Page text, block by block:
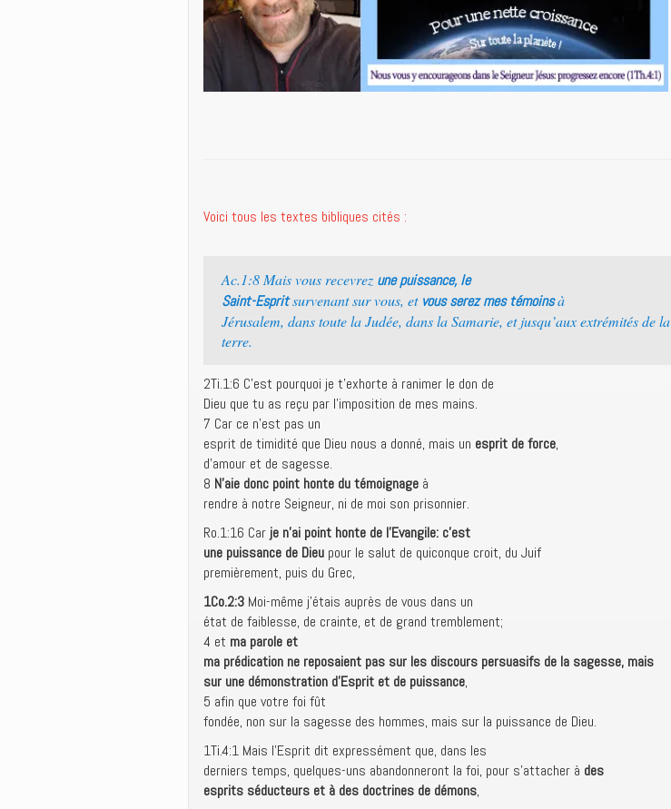
Voici tous les textes bibliques cités :
Ac.1:8 Mais vous recevrez une puissance, le
Saint-Espritsurvenant sur vous, et vous serez mes témoinsà
Jérusalem, dans toute la Judée, dans la Samarie, et jusqu’aux extrémités de la
terre.
2Ti.1:6 C’est pourquoi je t’exhorte à ranimer le don de
Dieu que tu as reçu par l’imposition de mes mains.
7 Car ce n’est pas un
esprit de timidité que Dieu nous a donné, mais un esprit de force,
d’amour et de sagesse.
8 N’aie donc point honte du témoignage à
rendre à notre Seigneur, ni de moi son prisonnier.
Ro.1:16 Car je n’ai point honte de l’Evangile: c’est
une puissance de Dieu pour le salut de quiconque croit, du Juif
premièrement, puis du Grec,
1Co.2:3 Moi-même j’étais auprès de vous dans un
état de faiblesse, de crainte, et de grand tremblement;
4 et ma parole et
ma prédication ne reposaient pas sur les discours persuasifs de la sagesse, mais
sur une démonstration d’Esprit et de puissance,
5 afin que votre foi fût
fondée, non sur la sagesse des hommes, mais sur la puissance de Dieu.
1Ti.4:1 Mais l’Esprit dit expressément que, dans les
derniers temps, quelques-uns abandonneront la foi, pour s’attacher à des
esprits séducteurs et à des doctrines de démons,